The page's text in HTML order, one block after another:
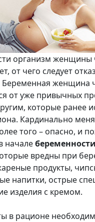
организм женщины
от чего следует
Беременная женщина
от уже привычных
которые ранее
Кардинально
того – опасно, и
начале
вредны при
продукты,
напитки, острые
изделия с кремом.
в рационе